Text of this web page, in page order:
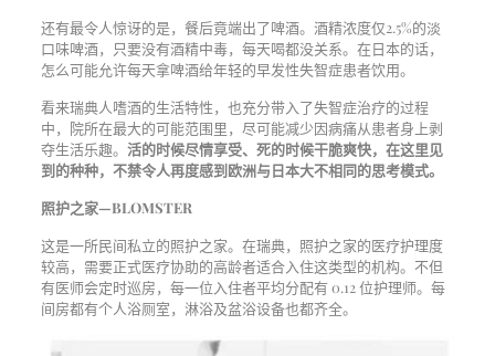
还有最令人惊讶的是，餐后竟端出了啤酒。酒精浓度仅2.5%的淡
口味啤酒，只要没有酒精中毒，每天喝都没关系。在日本的话，
怎么可能允许每天拿啤酒给年轻的早发性失智症患者饮用。
看来瑞典人嗜酒的生活特性，也充分带入了失智症治疗的过程
中，院所在最大的可能范围里，尽可能减少因病痛从患者身上剥
夺生活乐趣。 活的时候尽情享受、死的时候干脆爽快，在这里见
到的种种，不禁令人再度感到欧洲与日本大不相同的思考模式。
照护之家—BLOMSTER
这是一所民间私立的照护之家。在瑞典，照护之家的医疗护理度
较高，需要正式医疗协助的高龄者适合入住这类型的机构。不但
有医师会定时巡房，每一位入住者平均分配有 0.12 位护理师。每
间房都有个人浴厕室，淋浴及盆浴设备也都齐全。